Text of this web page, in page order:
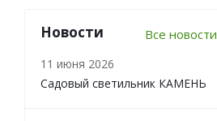
Новости Все новости
11 июня 2026
Садовый светильник КАМЕНЬ